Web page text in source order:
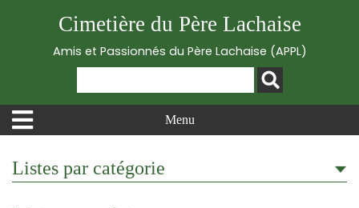
Cimetière du Père Lachaise
Amis et Passionnés du Père Lachaise (APPL)
Menu
Listes par catégorie